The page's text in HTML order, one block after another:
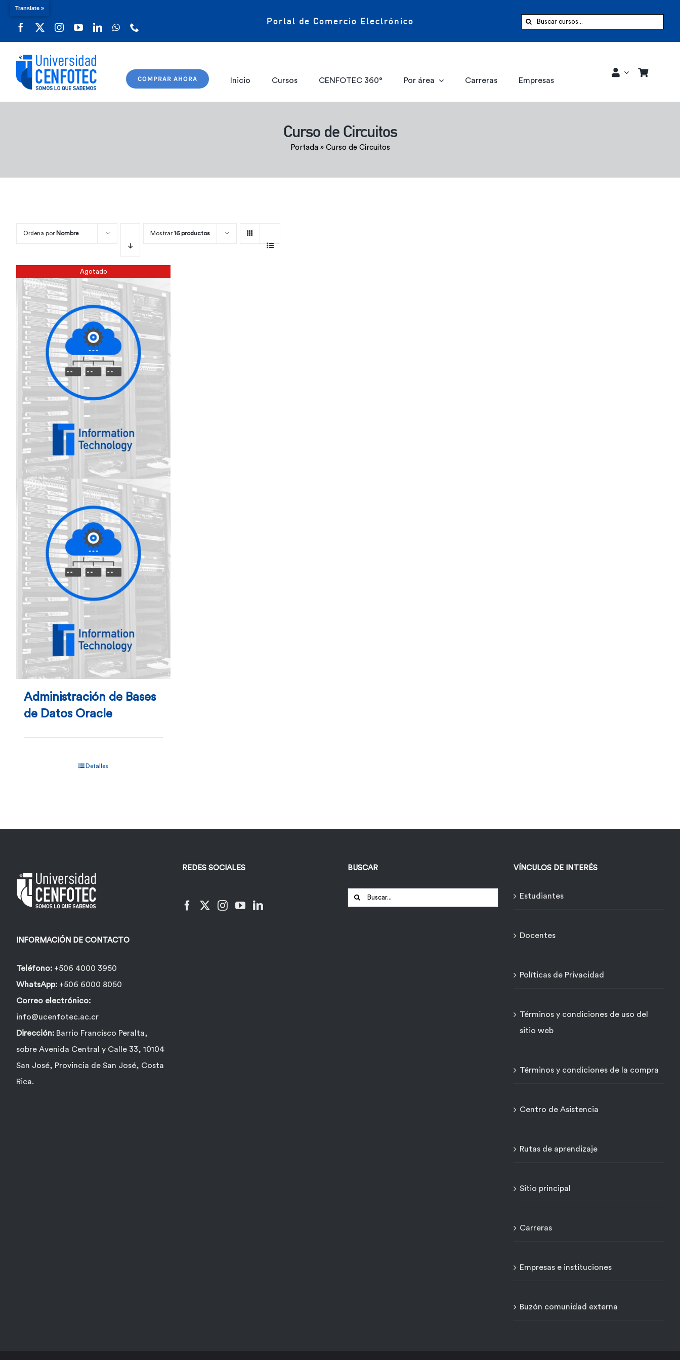
Portal de Comercio Electrónico Buscar:
COMPRAR AHORA Inicio Cursos CENFOTEC 360° Por área Carreras Empresas
Curso de Circuitos
Portada» Curso de Circuitos
Ordena por Nombre Mostrar 16 productos
Agotado
Administración de Bases
de Datos Oracle
Detalles
INFORMACIÓN DE CONTACTO
Teléfono: +506 4000 3950
WhatsApp: +506 6000 8050
Correo electrónico:
info@ucenfotec.ac.cr
Dirección: Barrio Francisco Peralta,
sobre Avenida Central y Calle 33, 10104
San José, Provincia de San José, Costa
Rica.
REDES SOCIALES BUSCAR
Buscar:
VÍNCULOS DE INTERÉS
Estudiantes
Docentes
Políticas de Privacidad
Términos y condiciones de uso del
sitio web
Términos y condiciones de la compra
Centro de Asistencia
Rutas de aprendizaje
Sitio principal
Carreras
Empresas e instituciones
Buzón comunidad externa
Translate »